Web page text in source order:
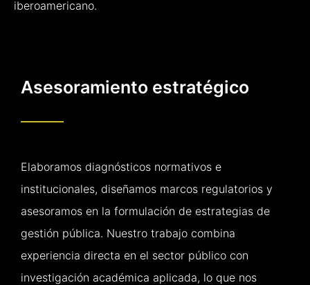
iberoamericano.
Asesoramiento estratégico
Elaboramos diagnósticos normativos e
institucionales, diseñamos marcos regulatorios y
asesoramos en la formulación de estrategias de
gestión pública. Nuestro trabajo combina
experiencia directa en el sector público con
investigación académica aplicada, lo que nos